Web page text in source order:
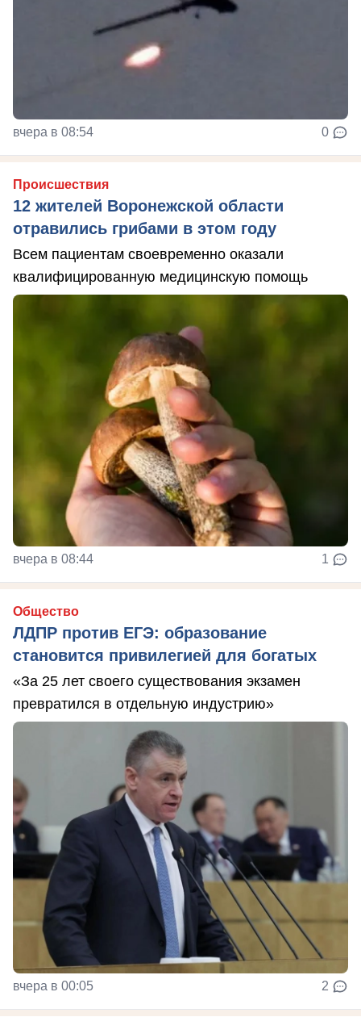
вчера в 08:54 0
Происшествия
12 жителей Воронежской области
отравились грибами в этом году
Всем пациентам своевременно оказали
квалифицированную медицинскую помощь
вчера в 08:44 1
Общество
ЛДПР против ЕГЭ: образование
становится привилегией для богатых
«За 25 лет своего существования экзамен
превратился в отдельную индустрию»
вчера в 00:05 2